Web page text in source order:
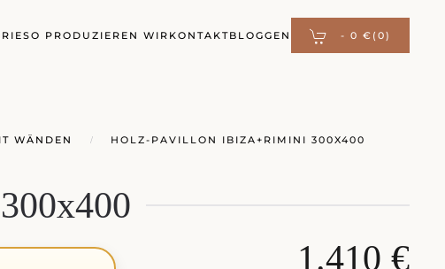
SO PRODUZIEREN WIR KONTAKTBLOGGEN - 0 € (0)
WÄNDEN HOLZ-PAVILLON IBIZA+RIMINI 300X400
1.410 €